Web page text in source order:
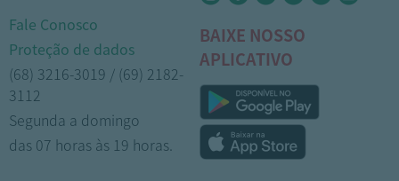
Fale Conosco
Proteção de dados
(68) 3216-3019 / (69) 2182-
3112
Segunda a domingo
das 07 horas às 19 horas.
BAIXE NOSSO
APLICATIVO